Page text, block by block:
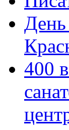
День
400